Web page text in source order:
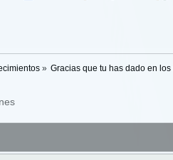
» Gracias que tu has dado en